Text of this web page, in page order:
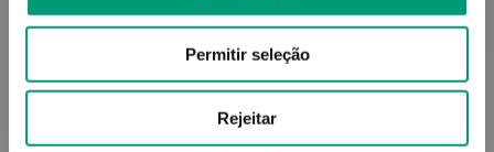
Permitir seleção
Rejeitar
Blédina Fruta Pura Saq
1,66 €
ADICIONAR
Blédina Fruta Pura Saq
1,66 €
ADICIONAR